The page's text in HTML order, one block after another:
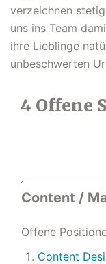
verzeichnen
uns ins Team
ihre Lieblinge
unbeschwerten
4 Offene
Content /
Offene
Content